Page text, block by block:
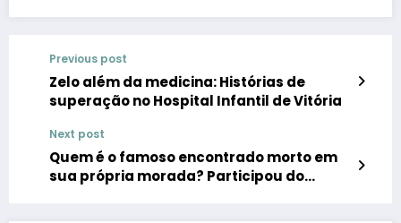
Previous post
Zelo além da medicina: Histórias de
superação no Hospital Infantil de Vitória
Next post
Quem é o famoso encontrado morto em
sua própria morada? Participou do